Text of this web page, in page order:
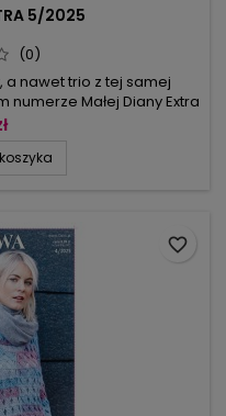
5/2025
(0)
a nawet trio z tej samej
numerze Małej Diany Extra
jest jednak
modele zachwycające
favorite_border